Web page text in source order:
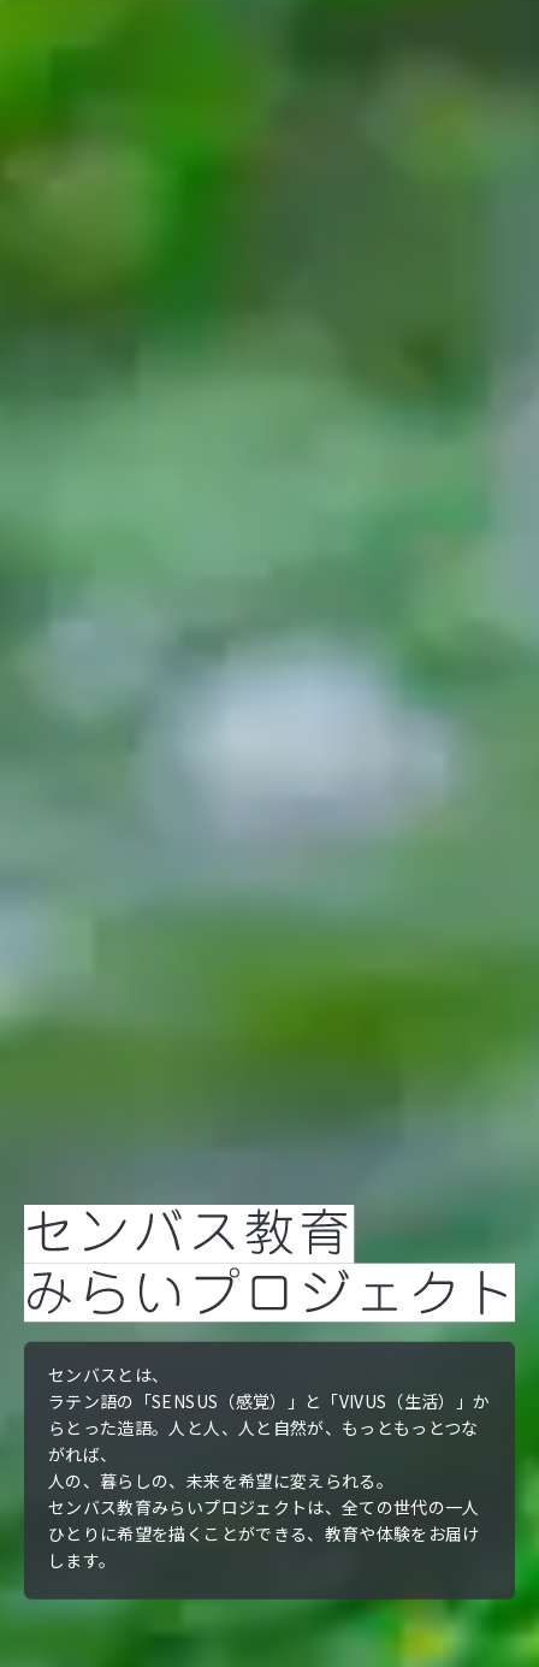
センバスとは、
ラテン語の「SENSUS（感覚）」と「VIVUS（生活）」か
らとった造語。 人と人、人と自然が、もっともっとつな
がれば、
人の、暮らしの、未来を希望に変えられる。
センバス教育みらいプロジェクトは、全ての世代の一人
ひとりに希望を描くことができる、教育や体験をお届け
します。